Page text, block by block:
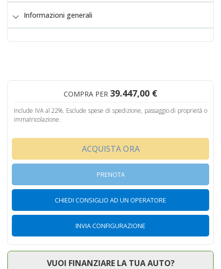
Informazioni generali
COMPRA PER 39.447,00 €
Include IVA al 22%. Esclude spese di spedizione, passaggio di proprietà o
immatricolazione.
ACQUISTA ORA
PRENOTA
CHIEDI CONSIGLIO AD UN OPERATORE
INVIA CONFIGURAZIONE
VUOI FINANZIARE LA TUA AUTO?